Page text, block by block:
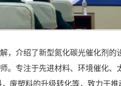
，介绍了新型氮化碳光催化剂
。专注于先进材料、环境催化
废塑料的升级转化等，致力于